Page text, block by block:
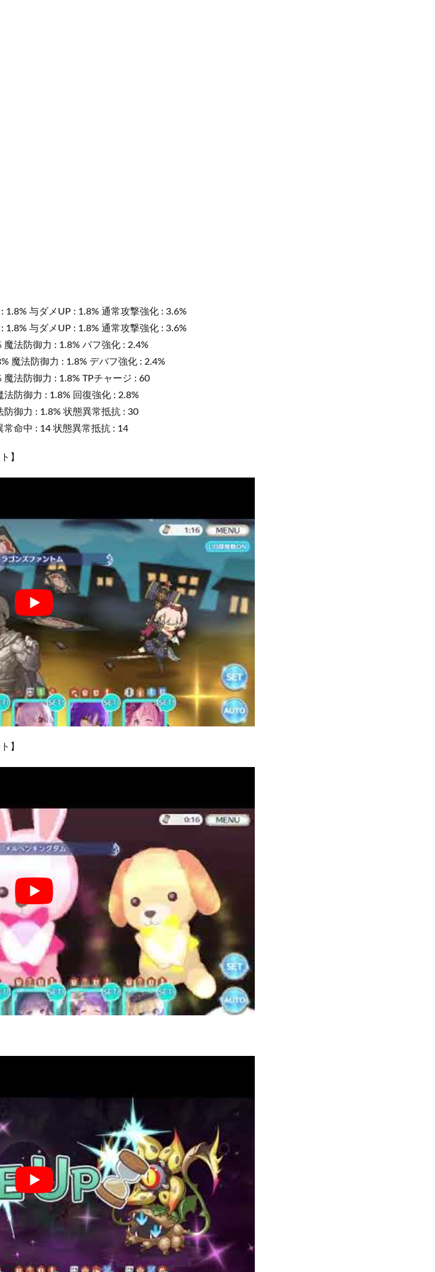
1.8% 与ダメUP : 1.8% 通常攻撃強化 : 3.6%
1.8% 与ダメUP : 1.8% 通常攻撃強化 : 3.6%
魔法防御力 : 1.8% バフ強化 : 2.4%
魔法防御力 : 1.8% デバフ強化 : 2.4%
魔法防御力 : 1.8% TPチャージ : 60
法防御力 : 1.8% 回復強化 : 2.8%
防御力 : 1.8% 状態異常抵抗 : 30
常命中 : 14 状態異常抵抗 : 14
】
】